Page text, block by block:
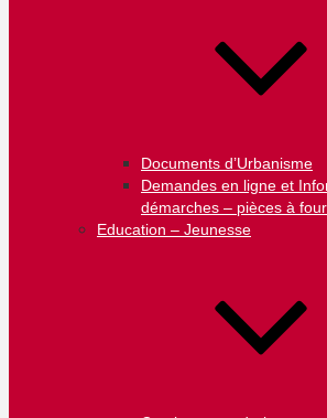
Documents d’Urbanisme
Demandes en ligne et
démarches – pièces à
Education – Jeunesse